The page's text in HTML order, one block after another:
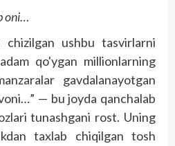
oni…
chizilgan ushbu tasvirlarni
qo'ygan millionlarning
gavdalanayotgan
— bu joyda qanchalab
tunashgani rost. Uning
taxlab chiqilgan tosh